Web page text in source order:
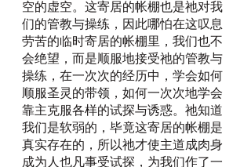
空的虚空。这寄居的帐棚也是祂对我
们的管教与操练，因此哪怕在这叹息
劳苦的临时寄居的帐棚里，我们也不
会绝望，而是顺服地接受祂的管教与
操练，在一次次的经历中，学会如何
顺服圣灵的带领，如何一次次地学会
靠主克服各样的试探与诱惑。祂知道
我们是软弱的，毕竟这寄居的帐棚是
真实存在的，所以祂才使主道成肉身
成为人也凡事受试探，为我们作了一